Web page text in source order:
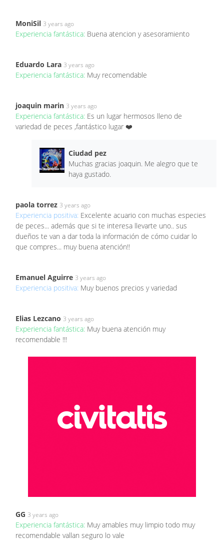
MoniSil 3 years ago
Experiencia fantástica: Buena atencion y asesoramiento
Eduardo Lara 3 years ago
Experiencia fantástica: Muy recomendable
joaquin marin 3 years ago
Experiencia fantástica: Es un lugar hermosos lleno de
variedad de peces ,fantástico lugar ❤️
Ciudad pez
Muchas gracias joaquin. Me alegro que te
haya gustado.
paola torrez 3 years ago
Experiencia positiva: Excelente acuario con muchas especies
de peces... además que si te interesa llevarte uno.. sus
dueños te van a dar toda la información de cómo cuidar lo
que compres... muy buena atención!!
Emanuel Aguirre 3 years ago
Experiencia positiva: Muy buenos precios y variedad
Elias Lezcano 3 years ago
Experiencia fantástica: Muy buena atención muy
recomendable !!!
GG 3 years ago
Experiencia fantástica: Muy amables muy limpio todo muy
recomendable vallan seguro lo vale